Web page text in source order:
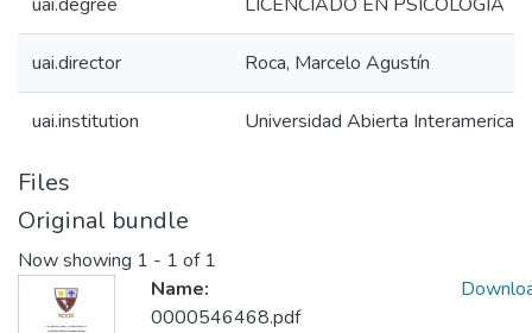
uai.director Roca, Marcelo Agustín
uai.institution Universidad Abierta Interamericana
Files
Original bundle
Now showing 1 - 1 of 1
Name:
0000546468.pdf